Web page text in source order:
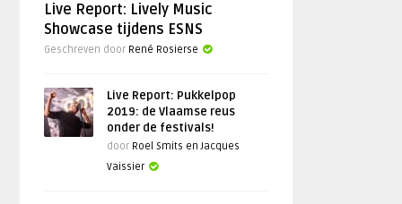
Live Report: Lively Music
Showcase tijdens ESNS
Geschreven door René Rosierse
Live Report: Pukkelpop
2019: de Vlaamse reus
onder de festivals!
door Roel Smits en Jacques
Vaissier